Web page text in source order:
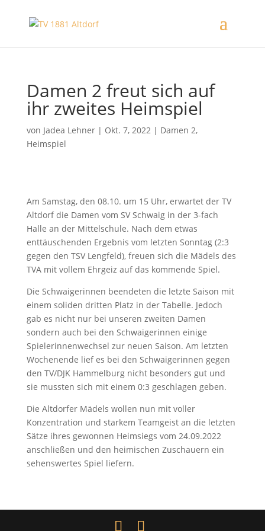
Damen 2 freut sich auf
ihr zweites Heimspiel
von Jadea Lehner| Okt. 7, 2022| Damen 2,
Heimspiel
Am Samstag, den 08.10. um 15 Uhr, erwartet der TV
Altdorf die Damen vom SV Schwaig in der 3-fach
Halle an der Mittelschule. Nach dem etwas
enttäuschenden Ergebnis vom letzten Sonntag (2:3
gegen den TSV Lengfeld), freuen sich die Mädels des
TVA mit vollem Ehrgeiz auf das kommende Spiel.
Die Schwaigerinnen beendeten die letzte Saison mit
einem soliden dritten Platz in der Tabelle. Jedoch
gab es nicht nur bei unseren zweiten Damen
sondern auch bei den Schwaigerinnen einige
Spielerinnenwechsel zur neuen Saison. Am letzten
Wochenende lief es bei den Schwaigerinnen gegen
den TV/DJK Hammelburg nicht besonders gut und
sie mussten sich mit einem 0:3 geschlagen geben.
Die Altdorfer Mädels wollen nun mit voller
Konzentration und starkem Teamgeist an die letzten
Sätze ihres gewonnen Heimsiegs vom 24.09.2022
anschließen und den heimischen Zuschauern ein
sehenswertes Spiel liefern.